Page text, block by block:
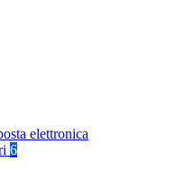
elettronica
6